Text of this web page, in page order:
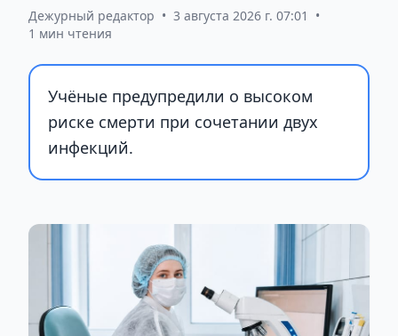
Дежурный редактор • 3 августа 2026 г. 07:01
•
1 мин чтения
Учёные предупредили о высоком
риске смерти при сочетании двух
инфекций.